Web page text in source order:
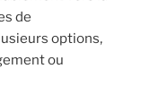
de
options,
ou